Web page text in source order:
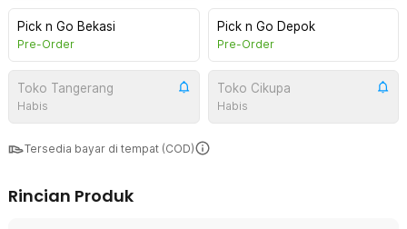
Pick n Go Bekasi
Pre-Order
Pick n Go Depok
Pre-Order
Toko Tangerang
Habis
Toko Cikupa
Habis
Tersedia bayar di tempat (COD)
Rincian Produk